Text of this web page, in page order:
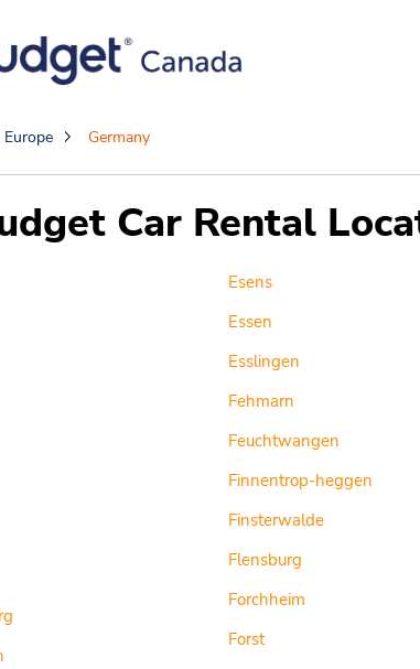
Europe Germany
Car Rental
Esens
Essen
Esslingen
Fehmarn
Feuchtwangen
Finnentrop-heggen
Finsterwalde
Flensburg
Forchheim
Forst